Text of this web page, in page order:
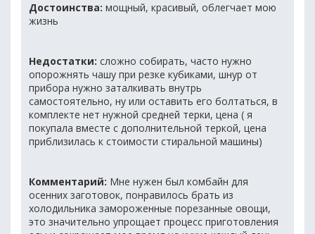
Достоинства: мощный, красивый, облегчает мою
жизнь
Недостатки: сложно собирать, часто нужно
опорожнять чашу при резке кубиками, шнур от
прибора нужно заталкивать внутрь
самостоятельно, ну или оставить его болтаться, в
комплекте нет нужной средней терки, цена ( я
покупала вместе с дополнительной теркой, цена
приблизилась к стоимости стиральной машины)
Комментарий: Мне нужен был комбайн для
осенних заготовок, понравилось брать из
холодильника замороженные порезанные овощи,
это значительно упрощает процесс приготовления